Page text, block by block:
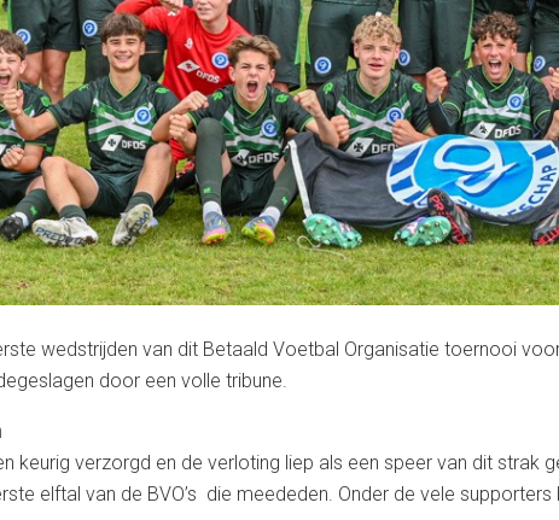
wedstrijden van dit Betaald Voetbal Organisatie toernooi
door een volle tribune.
keurig verzorgd en de verloting liep als een speer van dit strak
elftal van de BVO’s die meededen. Onder de vele